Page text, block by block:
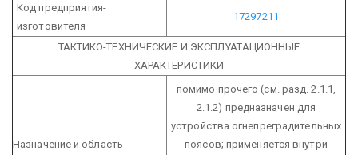
Код предприятия-
изготовителя
17297211
ТАКТИКО-ТЕХНИЧЕСКИЕ И ЭКСПЛУАТАЦИОННЫЕ
ХАРАКТЕРИСТИКИ
Назначение и область
помимо прочего (см. разд. 2.1.1,
2.1.2) предназначен для
устройства огнепреградительных
поясов; применяется внутри